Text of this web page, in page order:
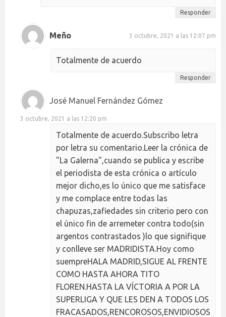
Responder
Meño 3 octubre, 2021 a las 12:07 pm
Totalmente de acuerdo
Responder
José Manuel Fernández Gómez
3 octubre, 2021 a las 12:20 pm
Totalmente de acuerdo.Subscribo letra
por letra su comentario.Leer la crónica de
"La Galerna",cuando se publica y escribe
el periodista de esta crónica o artículo
mejor dicho,es lo único que me satisface
y me complace entre todas las
chapuzas,zafiedades sin criterio pero con
el único fin de arremeter contra todo(sin
argentos contrastados )lo que signifique
y conlleve ser MADRIDISTA.Hoy como
suempreHALA MADRID,SIGUE AL FRENTE
COMO HASTA AHORA TITO
FLOREN.HASTA LA VÍCTORIA A POR LA
SUPERLIGA Y QUE LES DEN A TODOS LOS
FRACASADOS,RENCOROSOS,ENVIDIOSOS